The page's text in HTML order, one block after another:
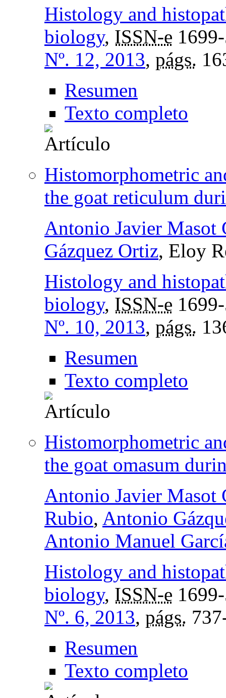
Histology and
biology, ISSN-e
Nº. 12, 2013, págs.
Resumen
Texto completo
Histomorphometric
the goat reticulum
Antonio Javier Masot
Gázquez Ortiz, Eloy
Histology and
biology, ISSN-e
Nº. 10, 2013, págs.
Resumen
Texto completo
Histomorphometric
the goat omasum
Antonio Javier Masot
Rubio, Antonio
Antonio Manuel
Histology and
biology, ISSN-e
Nº. 6, 2013, págs.
Resumen
Texto completo